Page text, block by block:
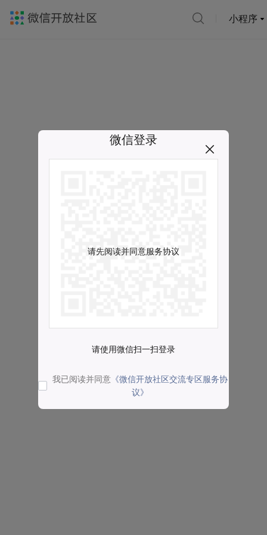
小程序
微信登录
请先阅读并同意服务协议
请使用微信扫一扫登录
我已阅读并同意 《微信开放社区交流专区服务协
议》